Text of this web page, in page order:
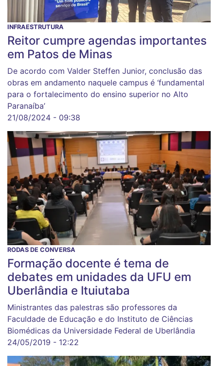
INFRAESTRUTURA
Reitor cumpre agendas importantes
em Patos de Minas
De acordo com Valder Steffen Junior, conclusão das
obras em andamento naquele campus é ‘fundamental
para o fortalecimento do ensino superior no Alto
Paranaíba’
21/08/2024 - 09:38
RODAS DE CONVERSA
Formação docente é tema de
debates em unidades da UFU em
Uberlândia e Ituiutaba
Ministrantes das palestras são professores da
Faculdade de Educação e do Instituto de Ciências
Biomédicas da Universidade Federal de Uberlândia
24/05/2019 - 12:22